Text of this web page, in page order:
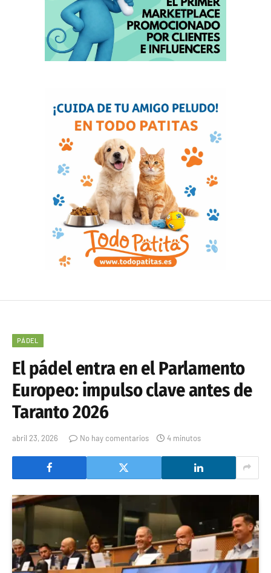
PÁDEL
El pádel entra en el Parlamento
Europeo: impulso clave antes de
Taranto 2026
abril 23, 2026 No hay comentarios 4 minutos